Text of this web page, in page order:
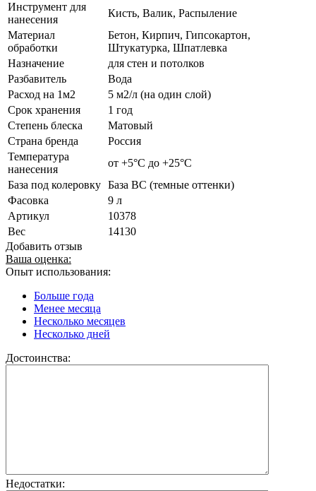
Инструмент для
нанесения
Кисть, Валик, Распыление
Материал
обработки
Бетон, Кирпич, Гипсокартон,
Штукатурка, Шпатлевка
Назначение
для стен и потолков
Разбавитель
Вода
Расход на 1м2
5 м2/л (на один слой)
Срок хранения
1 год
Степень блеска
Матовый
Страна бренда
Россия
Температура
нанесения
от +5°С до +25°С
База под колеровку База BС (темные оттенки)
Фасовка
9 л
Артикул
10378
Вес
14130
Добавить отзыв
Ваша оценка:
Опыт использования:
Больше года
Менее месяца
Несколько месяцев
Несколько дней
Достоинства:
Недостатки: